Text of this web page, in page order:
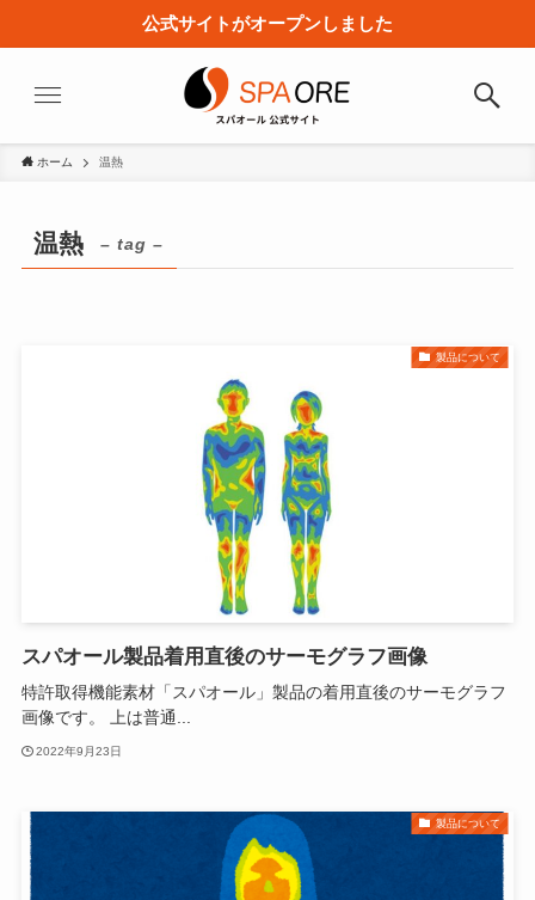
公式サイトがオープンしました
ホーム 温熱
温熱 – tag –
製品について
スパオール製品着用直後のサーモグラフ画像
特許取得機能素材「スパオール」製品の着用直後のサーモグラフ
画像です。 上は普通...
2022年9月23日
製品について